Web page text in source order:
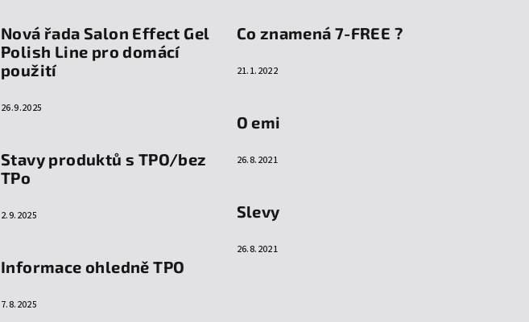
Nová řada Salon Effect Gel
Polish Line pro domácí
použití
26.9.2025
Stavy produktů s TPO/bez
TPo
2.9.2025
Informace ohledně TPO
7.8.2025
Co znamená 7-FREE ?
21.1.2022
O emi
26.8.2021
Slevy
26.8.2021